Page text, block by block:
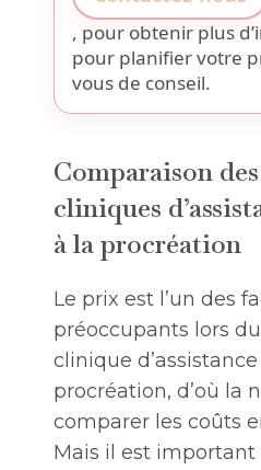
, pour obtenir plus
pour planifier votre
vous de conseil.
Comparaison
cliniques
à la procréation
Le prix est l’un des
préoccupants lors
clinique
procréation, d’où la
comparer les coûts
Mais il est important